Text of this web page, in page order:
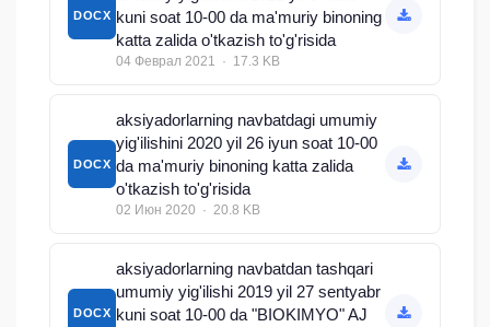
DOCX kuni soat 10-00 da ma'muriy binoning
katta zalida o'tkazish to'g'risida
04 Феврал 2021 · 17.3 KB
DOCX
aksiyadorlarning navbatdagi umumiy
yig'ilishini 2020 yil 26 iyun soat 10-00
da ma'muriy binoning katta zalida
o'tkazish to'g'risida
02 Июн 2020 · 20.8 KB
DOCX
aksiyadorlarning navbatdan tashqari
umumiy yig'ilishi 2019 yil 27 sentyabr
kuni soat 10-00 da "BIOKIMYO" AJ